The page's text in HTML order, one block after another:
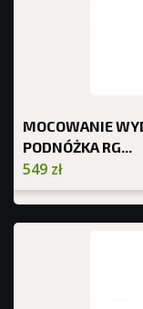
MOCOWANIE
PODNÓŻKA RG...
549 zł